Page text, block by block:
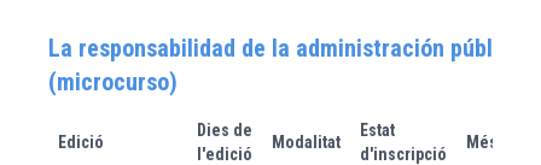
La responsabilidad de la administración pública
(microcurso)
Edició
Dies de
l'edició
Modalitat
Estat
d'inscripció
Més